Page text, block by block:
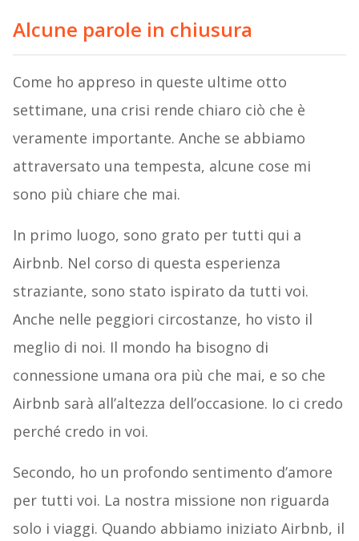
Alcune parole in chiusura
Come ho appreso in queste ultime otto
settimane, una crisi rende chiaro ciò che è
veramente importante. Anche se abbiamo
attraversato una tempesta, alcune cose mi
sono più chiare che mai.
In primo luogo, sono grato per tutti qui a
Airbnb. Nel corso di questa esperienza
straziante, sono stato ispirato da tutti voi.
Anche nelle peggiori circostanze, ho visto il
meglio di noi. Il mondo ha bisogno di
connessione umana ora più che mai, e so che
Airbnb sarà all’altezza dell’occasione. Io ci credo
perché credo in voi.
Secondo, ho un profondo sentimento d’amore
per tutti voi. La nostra missione non riguarda
solo i viaggi. Quando abbiamo iniziato Airbnb, il